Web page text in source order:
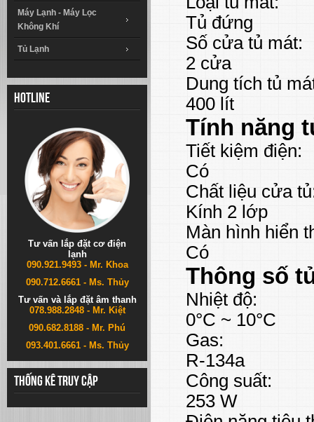
Máy Lạnh - Máy Lọc
Không Khí
Tủ Lạnh
Hotline
Tư vấn lắp đặt cơ điện
lạnh
090.921.9493 - Mr. Khoa
090.712.6661 - Ms. Thủy
Tư vấn và lắp đặt âm thanh
078.988.2848 - Mr. Kiệt
090.682.8188 - Mr. Phú
093.401.6661 - Ms. Thủy
Thống kê truy cập
Tủ đứng
Số cửa tủ mát:
2 cửa
Dung tích tủ
400 lít
Tính năng
Tiết kiệm điện:
Có
Chất liệu cửa
Kính 2 lớp
Màn hình hiển
Có
Thông số
Nhiệt độ:
0°C ~ 10°C
Gas:
R-134a
Công suất:
253 W